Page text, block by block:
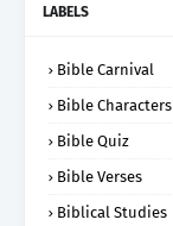
LABELS
Bible Carnival
Bible Characters
Bible Quiz
Bible Verses
Biblical Studies